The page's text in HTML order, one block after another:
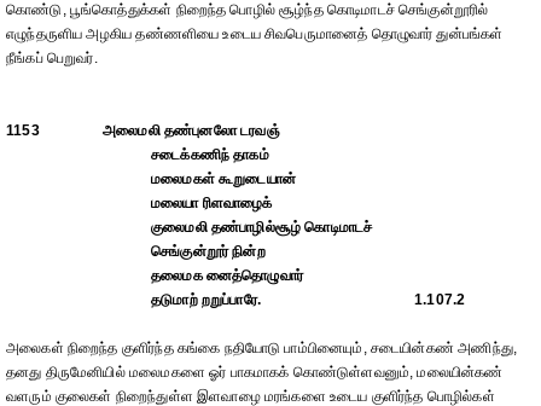
கொண்டு, பூங்கொத்துக்கள் நிறைந்த பொழில் சூழ்ந்த கொடிமாடச் செங்குன்றூரில்
எழுந்தருளிய அழகிய தண்ணளியை உடைய சிவபெருமானைத் தொழுவார் துன்பங்கள்
நீங்கப் பெறுவர்.
1153
அலைமலி தண்புனலோ டரவஞ்
சடைக்கணிந் தாகம்
மலைமகள் கூறுடையான்
மலையா ரிளவாழைக்
குலைமலி தண்பாழில்சூழ் கொடிமாடச்
செங்குன்றூர் நின்ற
தலைமக னைத்தொழுவார்
தடுமாற் றறுப்பாரே.
1.107.2
அலைகள் நிறைந்த குளிர்ந்த கங்கை நதியோடு பாம்பினையும், சடையின்கண் அணிந்து,
தனது திருமேனியில் மலைமகளை ஓர் பாகமாகக் கொண்டுள்ளவனும், மலையின்கண்
வளரும் குலைகள் நிறைந்துள்ள இளவாழை மரங்களை உடைய குளிர்ந்த பொழில்கள்